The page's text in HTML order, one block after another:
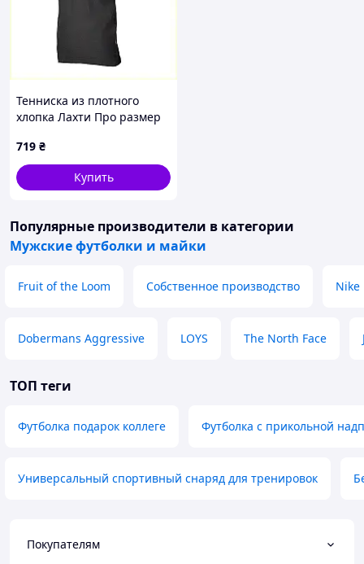
Тенниска из плотного
хлопка Лахти Про размер
719 ₴
Купить
Популярные производители в категории
Мужские футболки и майки
Fruit of the Loom Собственное производство Nike
Dobermans Aggressive LOYS The North Face
ТОП теги
Футболка подарок коллеге Футболка с прикольной
Универсальный спортивный снаряд для тренировок
Покупателям